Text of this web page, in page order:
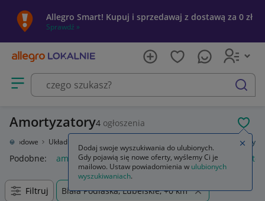
Allegro Smart! Kupuj i sprzedawaj z dostawą za 0 zł
Sprawdź »
Otwórz menu z kategoriami
szukaj
Amortyzatory4 ogłoszenia
Układ zawieszenia Amortyzatory
Podobne: amortyzatory amortyzatory tył golf 4
Filtruj Biała Podlaska, Lubelskie, +0 km
Dodaj swoje wyszukiwania do ulubionych.
Gdy pojawią się nowe oferty, wyślemy Ci je
mailowo. Ustaw powiadomienia w ulubionych
wyszukiwaniach.